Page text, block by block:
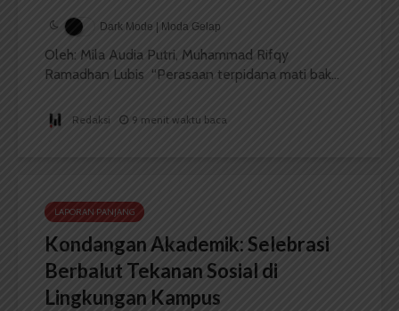
Dark Mode | Moda Gelap
Oleh: Mila Audia Putri, Muhammad Rifqy
Ramadhan Lubis “Perasaan terpidana mati bak...
Redaksi 9 menit waktu baca
LAPORAN PANJANG
Kondangan Akademik: Selebrasi
Berbalut Tekanan Sosial di
Lingkungan Kampus